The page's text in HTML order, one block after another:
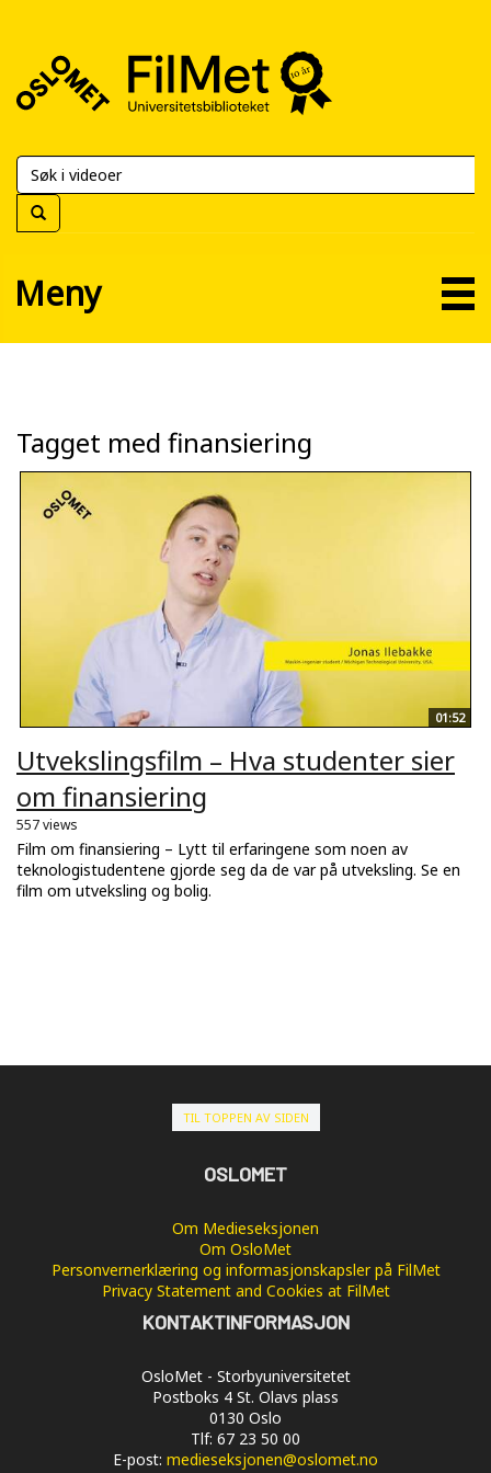
FilMet
Universitetsbiblioteket
Meny
Tagget med finansiering
01:52
Utvekslingsfilm – Hva studenter sier
om finansiering
557 views
Film om finansiering – Lytt til erfaringene som noen av
teknologistudentene gjorde seg da de var på utveksling. Se en
film om utveksling og bolig.
TIL TOPPEN AV SIDEN
OSLOMET
Om Medieseksjonen
Om OsloMet
Personvernerklæring og informasjonskapsler på FilMet
Privacy Statement and Cookies at FilMet
KONTAKTINFORMASJON
OsloMet - Storbyuniversitetet
Postboks 4 St. Olavs plass
0130 Oslo
Tlf: 67 23 50 00
E-post: medieseksjonen@oslomet.no